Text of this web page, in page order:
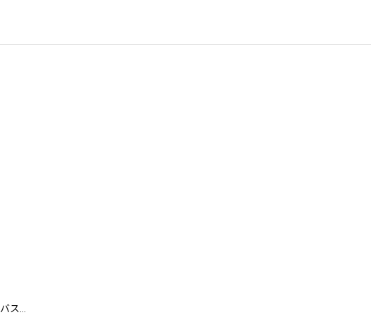
【50size～】T/Rギャバストレッチ パンツ